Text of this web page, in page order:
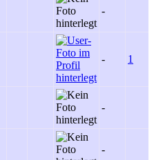
-
- 1
-
-